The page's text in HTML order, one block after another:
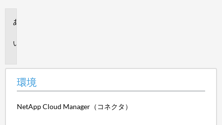
環境
NetApp Cloud Manager（コネクタ）